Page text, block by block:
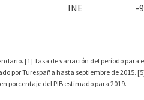
INE -
[1] Tasa de variación del período
por Turespaña hasta septiembre de
porcentaje del PIB estimado para 2019.